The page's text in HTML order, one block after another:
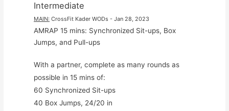
Intermediate
MAIN: CrossFit Kader WODs - Jan 28, 2023
AMRAP 15 mins: Synchronized Sit-ups, Box
Jumps, and Pull-ups
With a partner, complete as many rounds as
possible in 15 mins of:
60 Synchronized Sit-ups
40 Box Jumps, 24/20 in